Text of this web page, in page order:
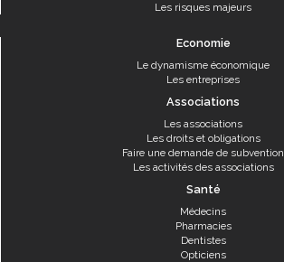
Les risques majeurs
Economie
Le dynamisme économique
Les entreprises
Associations
Les associations
Les droits et obligations
Faire une demande de subvention
Les activités des associations
Santé
Médecins
Pharmacies
Dentistes
Opticiens